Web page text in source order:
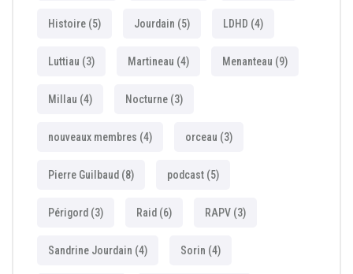
Histoire (5) Jourdain (5) LDHD (4)
Luttiau (3) Martineau (4) Menanteau (9)
Millau (4) Nocturne (3)
nouveaux membres (4) orceau (3)
Pierre Guilbaud (8) podcast (5)
Périgord (3) Raid (6) RAPV (3)
Sandrine Jourdain (4) Sorin (4)